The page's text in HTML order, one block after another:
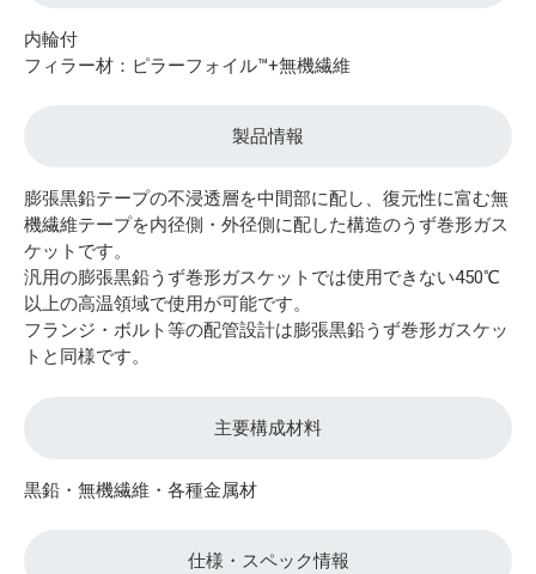
内輪付
フィラー材：ピラーフォイル™+無機繊維
製品情報
膨張黒鉛テープの不浸透層を中間部に配し、復元性に富む無
機繊維テープを内径側・外径側に配した構造のうず巻形ガス
ケットです。
汎用の膨張黒鉛うず巻形ガスケットでは使用できない450℃
以上の高温領域で使用が可能です。
フランジ・ボルト等の配管設計は膨張黒鉛うず巻形ガスケッ
トと同様です。
主要構成材料
黒鉛・無機繊維・各種金属材
仕様・スペック情報